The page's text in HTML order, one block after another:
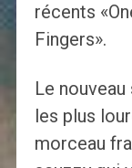
récents
Fingers».
Le
les plus
morceau